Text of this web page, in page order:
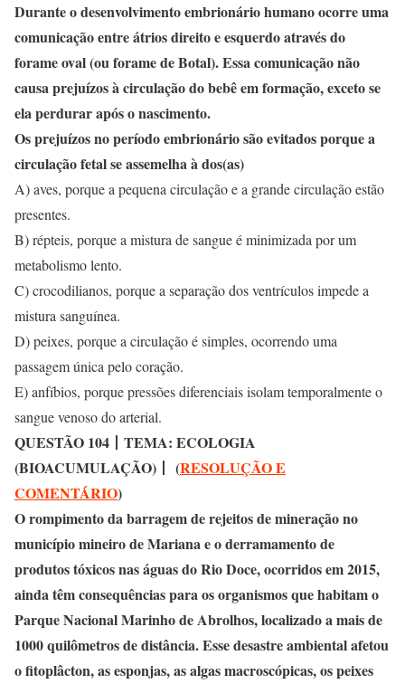
Durante o desenvolvimento embrionário humano ocorre uma
comunicação entre átrios direito e esquerdo através do
forame oval (ou forame de Botal). Essa comunicação não
causa prejuízos à circulação do bebê em formação, exceto se
ela perdurar após o nascimento.
Os prejuízos no período embrionário são evitados porque a
circulação fetal se assemelha à dos(as)
A) aves, porque a pequena circulação e a grande circulação estão
presentes.
B) répteis, porque a mistura de sangue é minimizada por um
metabolismo lento.
C) crocodilianos, porque a separação dos ventrículos impede a
mistura sanguínea.
D) peixes, porque a circulação é simples, ocorrendo uma
passagem única pelo coração.
E) anfíbios, porque pressões diferenciais isolam temporalmente o
sangue venoso do arterial.
QUESTÃO 104 丨 TEMA: ECOLOGIA
(BIOACUMULAÇÃO) 丨 (RESOLUÇÃO E
COMENTÁRIO)
O rompimento da barragem de rejeitos de mineração no
município mineiro de Mariana e o derramamento de
produtos tóxicos nas águas do Rio Doce, ocorridos em 2015,
ainda têm consequências para os organismos que habitam o
Parque Nacional Marinho de Abrolhos, localizado a mais de
1000 quilômetros de distância. Esse desastre ambiental afetou
o fitoplâcton, as esponjas, as algas macroscópicas, os peixes